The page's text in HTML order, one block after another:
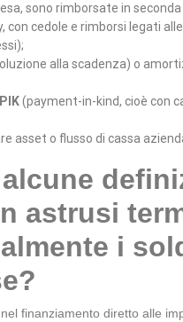
sono rimborsate in
con cedole e rimborsi legati
alla scadenza) o
PIK(payment-in-kind, cioè con
asset o flusso di cassa
astrusi
i
finanziamento diretto alle